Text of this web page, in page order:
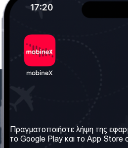
Σχετικά με εμάς
Οι Υπηρεσίες μας
Πραγματοποιήστε λήψη της
το Google Play και το App Store